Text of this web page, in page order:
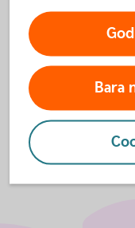
Folksam ömsesidig
Bara